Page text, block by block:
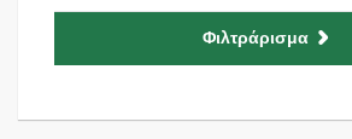
Φιλτράρισμα